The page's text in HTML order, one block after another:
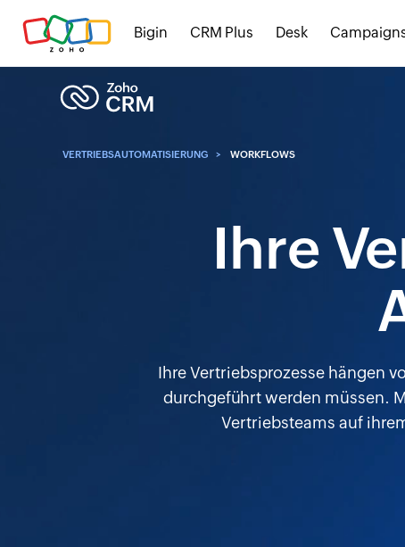
Bigin CRM Plus Desk
VERTRIEBSAUTOMATISIERUNG WORKFLOWS
Ihre
Ihre Vertriebsprozesse hängen
durchgeführt werden müssen.
Vertriebsteams auf